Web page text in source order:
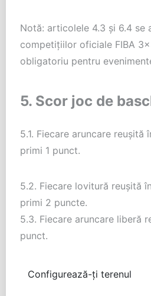
Notă: articolele 4.3 și 6.4 se
competițiilor oficiale FIBA
obligatoriu pentru
5. Scor joc de
5.1. Fiecare aruncare reușită
primi 1 punct.
5.2. Fiecare lovitură reușită
primi 2 puncte.
5.3. Fiecare aruncare liberă
punct.
Configurează-ți terenul